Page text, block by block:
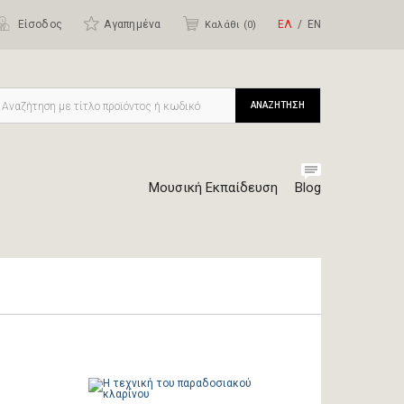
Είσοδος Αγαπημένα Καλάθι (0) ΕΛ ΕΝ
Μουσική Εκπαίδευση Blog
ΑΝΑΖΗΤΗΣΗ